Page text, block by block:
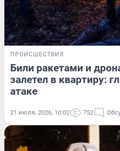
ПРОИСШЕСТВИЯ
Били ракетами и
залетел в квартиру:
атаке
21 июля, 2026, 10:02 752